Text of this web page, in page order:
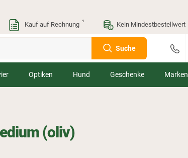
Kauf auf Rechnung ¹ Kein Mindestbestellwert
Suche
Optiken Hund Geschenke Marken
(oliv)